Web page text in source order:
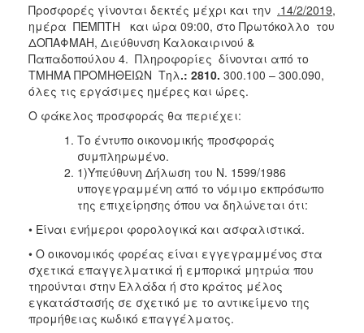
Προσφορές γίνονται δεκτές μέχρι και την .14/2/2019,
ημέρα ΠΕΜΠΤΗ και ώρα 09:00, στο Πρωτόκολλο του
ΔΟΠΑΦΜΑΗ, Διεύθυνση Καλοκαιρινού &
Παπαδοπούλου 4. Πληροφορίες δίνονται από το
ΤΜΗΜΑ ΠΡΟΜΗΘΕΙΩΝ Τηλ.: 2810. 300.100 – 300.090,
όλες τις εργάσιμες ημέρες και ώρες.
Ο φάκελος προσφοράς θα περιέχει:
Το έντυπο οικονομικής προσφοράς
συμπληρωμένο.
1)Υπεύθυνη Δήλωση του Ν. 1599/1986
υπογεγραμμένη από το νόμιμο εκπρόσωπο
της επιχείρησης όπου να δηλώνεται ότι:
• Είναι ενήμεροι φορολογικά και ασφαλιστικά.
• Ο οικονομικός φορέας είναι εγγεγραμμένος στα
σχετικά επαγγελματικά ή εμπορικά μητρώα που
τηρούνται στην Ελλάδα ή στο κράτος μέλος
εγκατάστασής σε σχετικό με το αντικείμενο της
προμήθειας κωδικό επαγγέλματος.